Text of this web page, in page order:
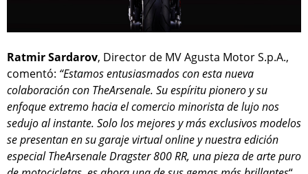
Ratmir Sardarov, Director de MV Agusta Motor S.p.A.,
comentó: “Estamos entusiasmados con esta nueva
colaboración con TheArsenale. Su espíritu pionero y su
enfoque extremo hacia el comercio minorista de lujo nos
sedujo al instante. Solo los mejores y más exclusivos modelos
se presentan en su garaje virtual online y nuestra edición
especial TheArsenale Dragster 800 RR, una pieza de arte puro